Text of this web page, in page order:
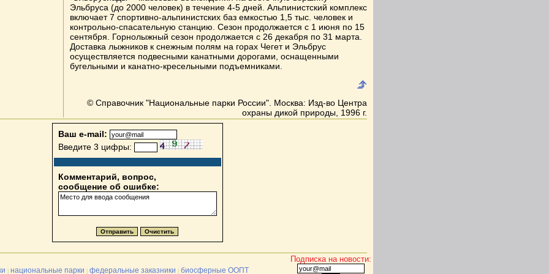
Эльбруса (до 2000 человек) в течение 4-5 дней. Альпинистский комплекс
включает 7 спортивно-альпинистских баз емкостью 1,5 тыс. человек и
контрольно-спасательную станцию. Сезон продолжается с 1 июня по 15
сентября. Горнолыжный сезон продолжается с 26 декабря по 31 марта.
Доставка лыжников к снежным полям на горах Чегет и Эльбрус
осуществляется подвесными канатными дорогами, оснащенными
бугельными и канатно-кресельными подъемниками.
© Справочник "Национальные парки России". Москва: Изд-во Центра
охраны дикой природы, 1996 г.
Ваш e-mail:
Введите 3 цифры:
Комментарий, вопрос,
сообщение об ошибке:
национальные парки федеральные заказники биосферные ООПТ
Подписка на новости: